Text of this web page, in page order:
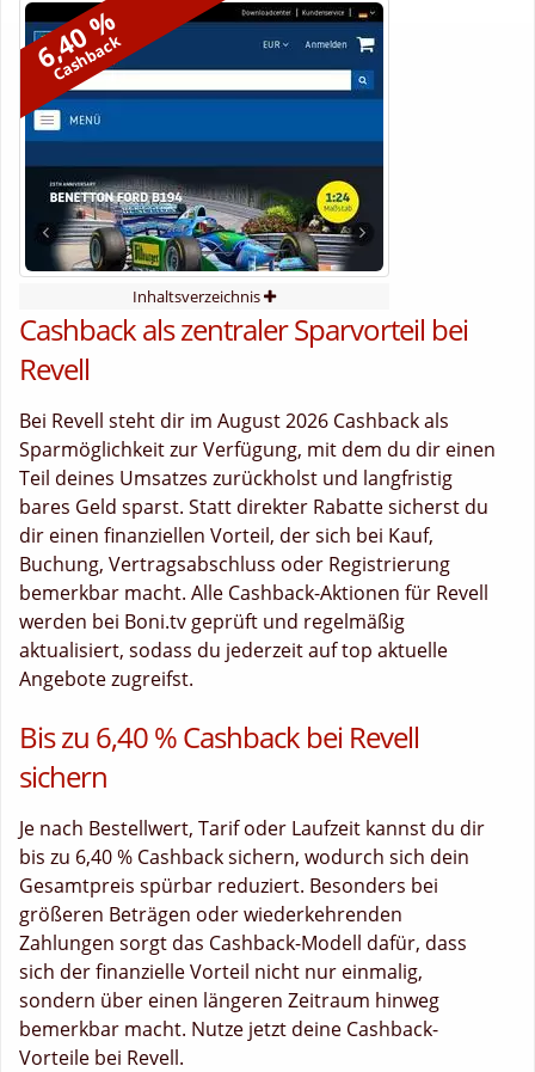
6,40 %
Cashback
Inhaltsverzeichnis
Cashback als zentraler Sparvorteil bei
Revell
Bei Revell steht dir im August 2026 Cashback als
Sparmöglichkeit zur Verfügung, mit dem du dir einen
Teil deines Umsatzes zurückholst und langfristig
bares Geld sparst. Statt direkter Rabatte sicherst du
dir einen finanziellen Vorteil, der sich bei Kauf,
Buchung, Vertragsabschluss oder Registrierung
bemerkbar macht. Alle Cashback-Aktionen für Revell
werden bei Boni.tv geprüft und regelmäßig
aktualisiert, sodass du jederzeit auf top aktuelle
Angebote zugreifst.
Bis zu 6,40 % Cashback bei Revell
sichern
Je nach Bestellwert, Tarif oder Laufzeit kannst du dir
bis zu 6,40 % Cashback sichern, wodurch sich dein
Gesamtpreis spürbar reduziert. Besonders bei
größeren Beträgen oder wiederkehrenden
Zahlungen sorgt das Cashback-Modell dafür, dass
sich der finanzielle Vorteil nicht nur einmalig,
sondern über einen längeren Zeitraum hinweg
bemerkbar macht. Nutze jetzt deine Cashback-
Vorteile bei Revell.